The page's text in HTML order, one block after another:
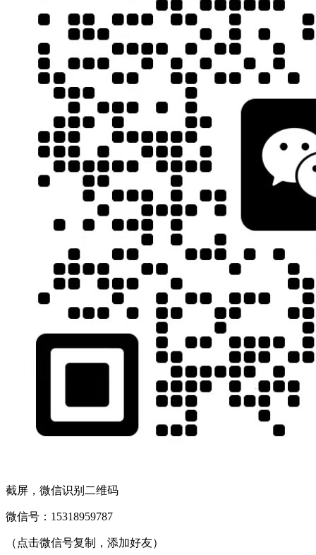
截屏，微信识别二维码
微信号： 15318959787
（点击微信号复制，添加好友）